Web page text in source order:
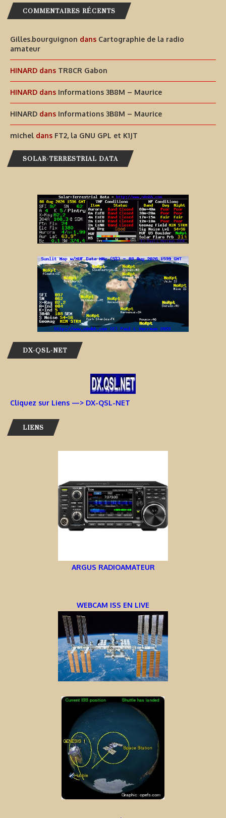
COMMENTAIRES RÉCENTS
Gilles.bourguignon dans Cartographie de la radio
amateur
HINARD dans TR8CR Gabon
HINARD dans Informations 3B8M – Maurice
HINARD dans Informations 3B8M – Maurice
michel dans FT2, la GNU GPL et K1JT
SOLAR-TERRESTRIAL DATA
DX-QSL-NET
Cliquez sur Liens —> DX-QSL-NET
LIENS
ARGUS RADIOAMATEUR
WEBCAM ISS EN LIVE